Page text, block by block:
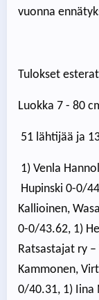
vuonna
Tulokset
Luokka 7 - 80
51 lähtijää ja
1) Venla
Hupinski 0-0/
Kallioinen,
0-0/43.62, 1)
Ratsastajat ry –
Kammonen,
0/40.31, 1) Iina